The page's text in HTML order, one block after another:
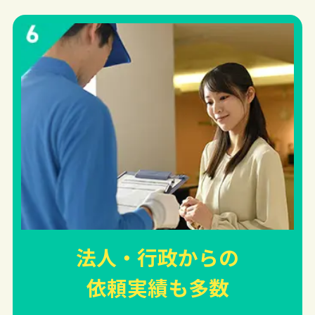
法人・行政からの
依頼実績も多数